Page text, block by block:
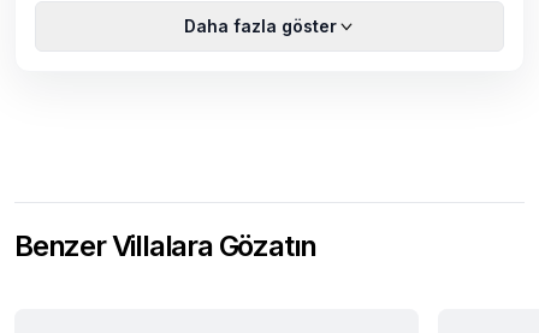
Daha fazla göster
Benzer Villalara Gözatın